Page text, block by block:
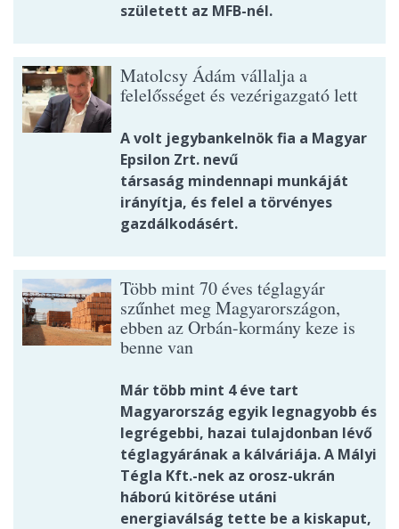
született az MFB-nél.
Matolcsy Ádám vállalja a
felelősséget és vezérigazgató lett
A volt jegybankelnök fia a Magyar
Epsilon Zrt. nevű
társaság mindennapi munkáját
irányítja, és felel a törvényes
gazdálkodásért.
Több mint 70 éves téglagyár
szűnhet meg Magyarországon,
ebben az Orbán-kormány keze is
benne van
Már több mint 4 éve tart
Magyarország egyik legnagyobb és
legrégebbi, hazai tulajdonban lévő
téglagyárának a kálváriája. A Mályi
Tégla Kft.-nek az orosz-ukrán
háború kitörése utáni
energiaválság tette be a kiskaput,